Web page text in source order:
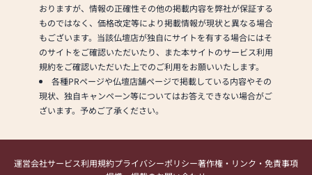
おりますが、情報の正確性その他の掲載内容を弊社が保証する
ものではなく、価格改定等により掲載情報が現状と異なる場合
もございます。当該仏壇店が独自にサイトを有する場合にはそ
のサイトをご確認いただいたり、また本サイトのサービス利用
規約をご確認いただいた上でのご利用をお願いいたします。
各種PRページや仏壇店舗ページで掲載している内容やその
現状、独自キャンペーン等についてはお答えできない場合がご
ざいます。予めご了承ください。
運営会社サービス利用規約プライバシーポリシー著作権・リンク・免責事項